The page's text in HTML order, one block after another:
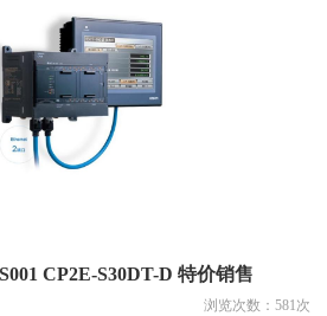
CP2E-S30DT-D 特价销售
浏览次数： 581次